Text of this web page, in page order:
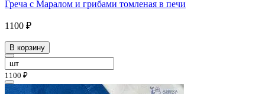
Греча с Маралом и грибами томленая в печи
1100 ₽
В корзину
1100 ₽